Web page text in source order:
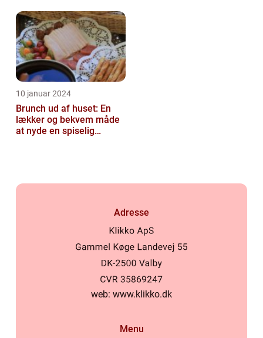
10 januar 2024
Brunch ud af huset: En
lækker og bekvem måde
at nyde en spiselig
Adresse
web: www.klikko.dk
Menu